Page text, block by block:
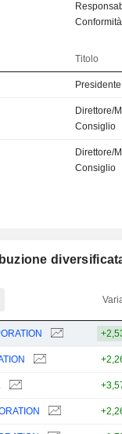
Conformità
Titolo
Presidente
Direttore/
Consiglio
Direttore/
Consiglio